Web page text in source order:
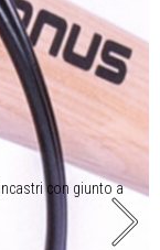
con giunto a